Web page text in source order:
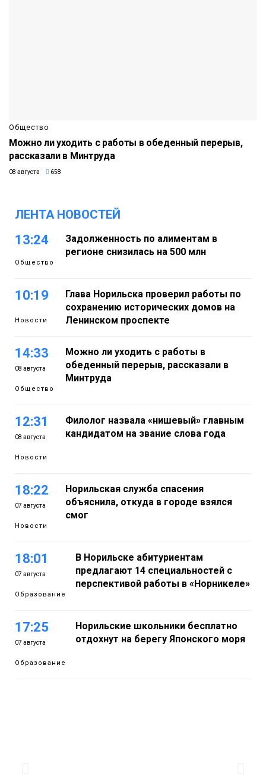
Общество
Можно ли уходить с работы в обеденный перерыв,
рассказали в Минтруда
08 августа 658
ЛЕНТА НОВОСТЕЙ
13:24
Общество
Задолженность по алиментам в
регионе снизилась на 500 млн
10:19
Новости
Глава Норильска проверил работы по
сохранению исторических домов на
Ленинском проспекте
14:33
08 августа
Общество
Можно ли уходить с работы в
обеденный перерыв, рассказали в
Минтруда
12:31
08 августа
Новости
Филолог назвала «нишевый» главным
кандидатом на звание слова года
18:22
07 августа
Новости
Норильская служба спасения
объяснила, откуда в городе взялся
смог
18:01
07 августа
Образование
В Норильске абитуриентам
предлагают 14 специальностей с
перспективой работы в «Норникеле»
17:25
07 августа
Образование
Норильские школьники бесплатно
отдохнут на берегу Японского моря